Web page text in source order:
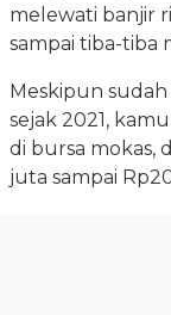
melewati banjir
sampai tiba-tiba
Meskipun
sejak 2021,
di bursa mokas,
juta sampai